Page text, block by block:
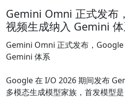
Gemini Omni 正式发布
视频生成纳入 Gemini
Gemini Omni 正式发布，Google
Gemini 体系
Google 在 I/O 2026 期间发布
多模态生成模型家族，首发模型